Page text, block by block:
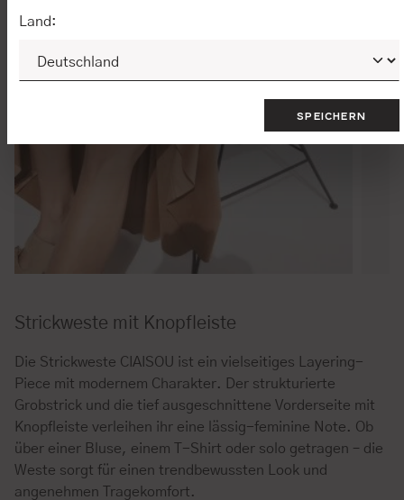
Strickweste mit Knopfleiste
Die Strickweste CIAISOU ist ein vielseitiges Layering-
Piece mit modernem Charakter. Der strukturierte
Grobstrick und die tief ausgeschnittene Vorderseite mit
Knopfleiste verleihen ihr eine lässig-feminine Note. Ob
über einer Bluse, einem T-Shirt oder solo getragen – die
Weste sorgt für einen trendbewussten Look und
angenehmen Tragekomfort.
Land:
SPEICHERN